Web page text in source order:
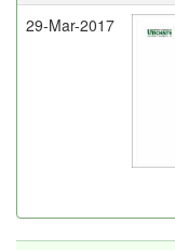
29-Mar-2017